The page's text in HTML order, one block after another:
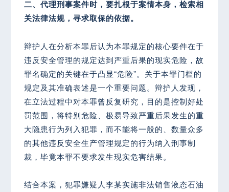
二、代理刑事案件时，要扎根于案情本身，检索相
关法律法规，寻求取保的依据。
辩护人在分析本罪后认为本罪规定的核心要件在于
违反安全管理的规定达到严重后果的现实危险，故
罪名确定的关键在于凸显“危险”。关于本罪门槛的
规定及其准确表述是一个重要问题。辩护人发现，
在立法过程中对本罪曾反复研究，目的是控制好处
罚范围，将特别危险、极易导致严重后果发生的重
大隐患行为列入犯罪，而不能将一般的、数量众多
的其他违反安全生产管理规定的行为纳入刑事制
裁，毕竟本罪不要求发生现实危害结果。
结合本案，犯罪嫌疑人李某实施非法销售液态石油